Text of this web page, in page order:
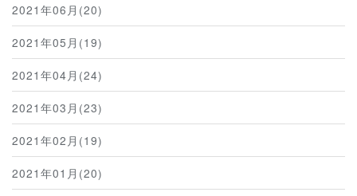
2021年06月(20)
2021年05月(19)
2021年04月(24)
2021年03月(23)
2021年02月(19)
2021年01月(20)